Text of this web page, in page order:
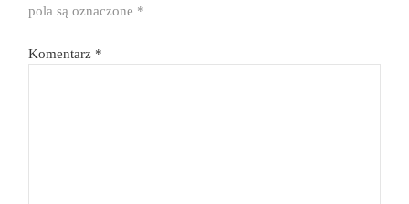
pola są oznaczone *
Komentarz *